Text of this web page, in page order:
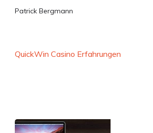
Patrick Bergmann
QuickWin Casino Erfahrungen